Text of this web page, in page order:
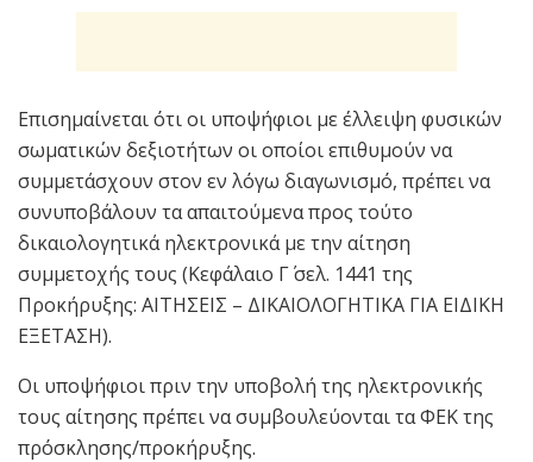
Επισημαίνεται ότι οι υποψήφιοι με έλλειψη φυσικών
σωματικών δεξιοτήτων οι οποίοι επιθυμούν να
συμμετάσχουν στον εν λόγω διαγωνισμό, πρέπει να
συνυποβάλουν τα απαιτούμενα προς τούτο
δικαιολογητικά ηλεκτρονικά με την αίτηση
συμμετοχής τους (Κεφάλαιο Γ΄ σελ. 1441 της
Προκήρυξης: ΑΙΤΗΣΕΙΣ – ΔΙΚΑΙΟΛΟΓΗΤΙΚΑ ΓΙΑ ΕΙΔΙΚΗ
ΕΞΕΤΑΣΗ).
Οι υποψήφιοι πριν την υποβολή της ηλεκτρονικής
τους αίτησης πρέπει να συμβουλεύονται τα ΦΕΚ της
πρόσκλησης/προκήρυξης.